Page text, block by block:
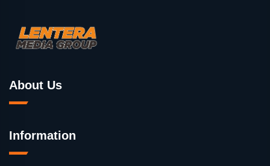
About Us
Information